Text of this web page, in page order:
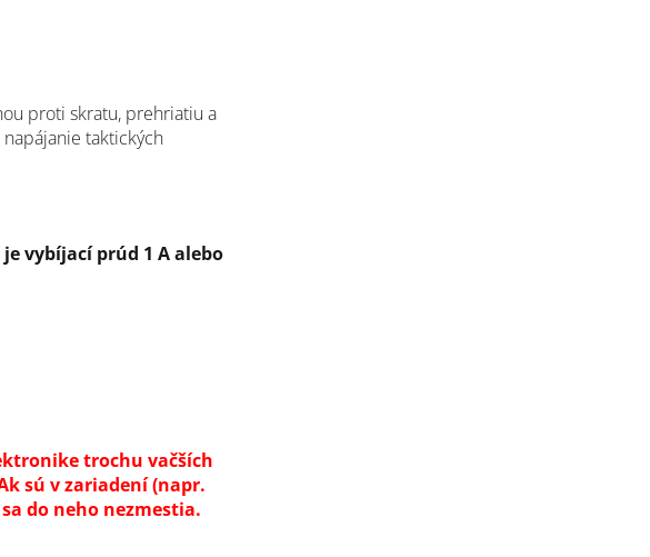
proti skratu, prehriatiu a
taktických
vybíjací prúd 1 A alebo
trochu vačších
sú v zariadení (napr.
do neho nezmestia.